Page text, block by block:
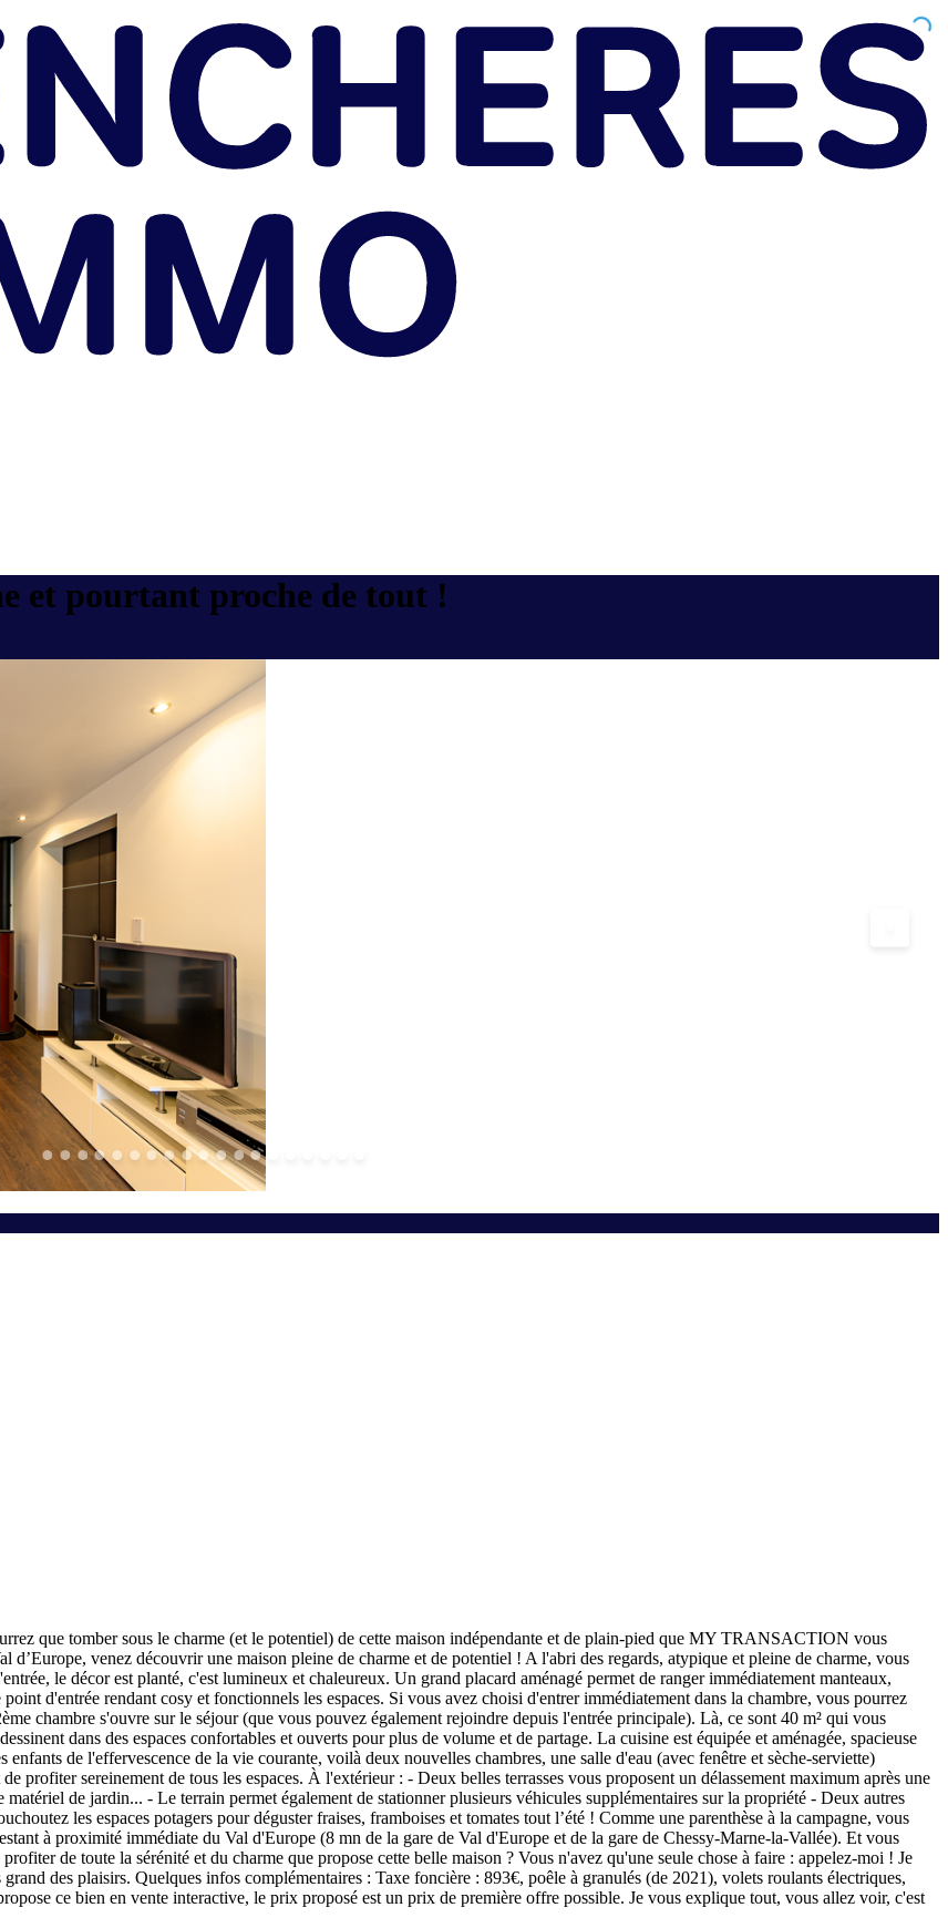
et pourtant proche de tout !
que tomber sous le charme (et le potentiel) de cette maison indépendante et de plain-pied que MY TRANSACTION vous
venez découvrir une maison pleine de charme et de potentiel ! A l'abri des regards, atypique et pleine de charme, vous
le décor est planté, c'est lumineux et chaleureux. Un grand placard aménagé permet de ranger immédiatement manteaux,
d'entrée rendant cosy et fonctionnels les espaces. Si vous avez choisi d'entrer immédiatement dans la chambre, vous pourrez
chambre s'ouvre sur le séjour (que vous pouvez également rejoindre depuis l'entrée principale). Là, ce sont 40 m² qui vous
dans des espaces confortables et ouverts pour plus de volume et de partage. La cuisine est équipée et aménagée, spacieuse
de l'effervescence de la vie courante, voilà deux nouvelles chambres, une salle d'eau (avec fenêtre et sèche-serviette)
profiter sereinement de tous les espaces. À l'extérieur : - Deux belles terrasses vous proposent un délassement maximum après une
de jardin... - Le terrain permet également de stationner plusieurs véhicules supplémentaires sur la propriété - Deux autres
les espaces potagers pour déguster fraises, framboises et tomates tout l’été ! Comme une parenthèse à la campagne, vous
à proximité immédiate du Val d'Europe (8 mn de la gare de Val d'Europe et de la gare de Chessy-Marne-la-Vallée). Et vous
de toute la sérénité et du charme que propose cette belle maison ? Vous n'avez qu'une seule chose à faire : appelez-moi ! Je
des plaisirs. Quelques infos complémentaires : Taxe foncière : 893€, poêle à granulés (de 2021), volets roulants électriques,
ce bien en vente interactive, le prix proposé est un prix de première offre possible. Je vous explique tout, vous allez voir, c'est